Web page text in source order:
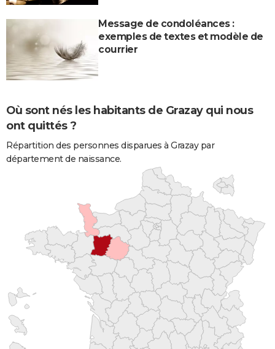
Message de condoléances :
exemples de textes et modèle de
courrier
Où sont nés les habitants de Grazay qui nous
ont quittés ?
Répartition des personnes disparues à Grazay par
département de naissance.